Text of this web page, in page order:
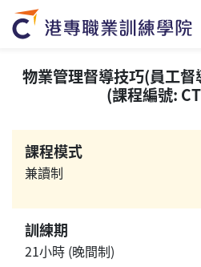
物業管理督導技巧(員工
(課程編號:
課程模式
兼讀制
訓練期
21小時 (晚間制)